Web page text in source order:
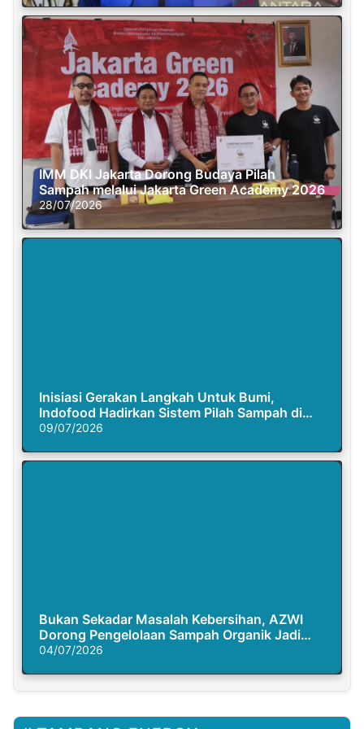
IMM DKI Jakarta Dorong Budaya Pilah
Sampah melalui Jakarta Green Academy 2026
28/07/2026
Inisiasi Gerakan Langkah Untuk Bumi,
Indofood Hadirkan Sistem Pilah Sampah di
Semasa Piknik
09/07/2026
Bukan Sekadar Masalah Kebersihan, AZWI
Dorong Pengelolaan Sampah Organik Jadi
Solusi Krisis Iklim
04/07/2026